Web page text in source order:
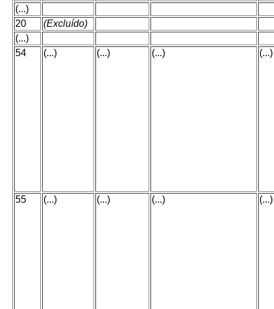
(...)
20
(Excluído)
(...)
54
(...) (...) (...) (...)
55 (...) (...) (...) (...)